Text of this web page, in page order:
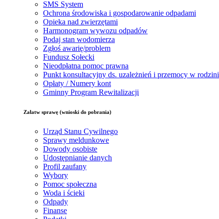
SMS System
Ochrona środowiska i gospodarowanie odpadami
Opieka nad zwierzętami
Harmonogram wywozu odpadów
Podaj stan wodomierza
Zgłoś awarię/problem
Fundusz Sołecki
Nieodpłatna pomoc prawna
Punkt konsultacyjny ds. uzależnień i przemocy w
Opłaty / Numery kont
Gminny Program Rewitalizacji
Załatw sprawę (wnioski do pobrania)
Urząd Stanu Cywilnego
Sprawy meldunkowe
Dowody osobiste
Udostępnianie danych
Profil zaufany
Wybory
Pomoc społeczna
Woda i ścieki
Odpady
Finanse